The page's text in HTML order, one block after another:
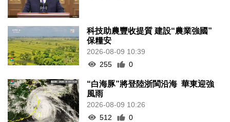
科技助農豐收提質 建設“農業強國”
保糧安
2026-08-09 10:39
255
0
“白海豚”將登陸浙閩沿海 華東迎強
風雨
2026-08-09 10:26
512
0